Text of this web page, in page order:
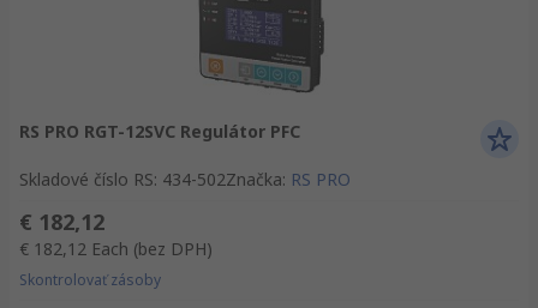
RS PRO RGT-12SVC Regulátor PFC
Skladové číslo RS: 434-502Značka: RS PRO
€ 182,12
€ 182,12 Each (bez DPH)
Skontrolovať zásoby